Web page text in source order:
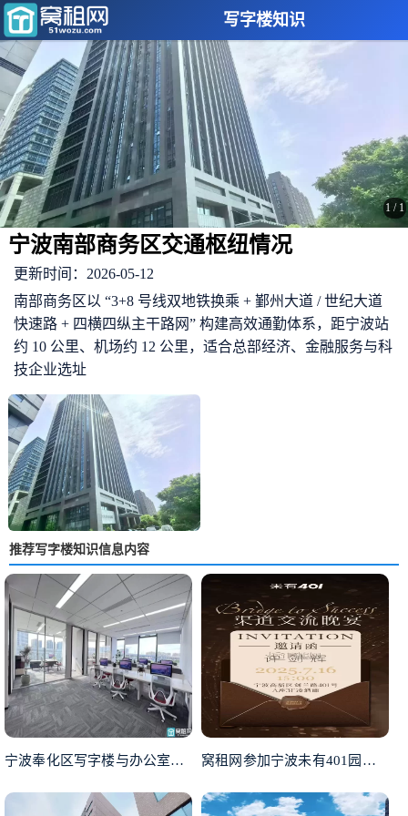
写字楼知识
1 / 1
宁波南部商务区交通枢纽情况
更新时间：2026-05-12
南部商务区以 “3+8 号线双地铁换乘 + 鄞州大道 / 世纪大道
快速路 + 四横四纵主干路网” 构建高效通勤体系，距宁波站
约 10 公里、机场约 12 公里，适合总部经济、金融服务与科
技企业选址
推荐写字楼知识信息内容
宁波奉化区写字楼与办公室租赁指南 窝租网参加宁波未有401园区渠道交流晚宴